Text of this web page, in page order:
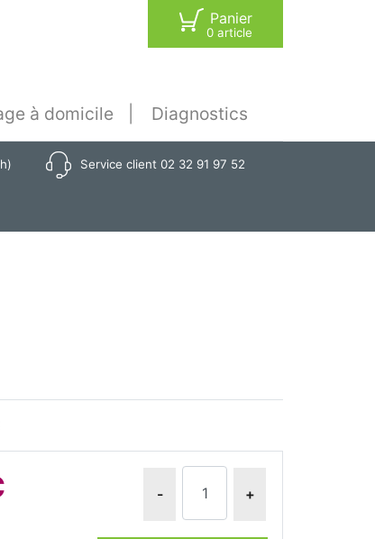
Panier
0 article
à domicile Diagnostics
Service client 02 32 91 97 52
- +